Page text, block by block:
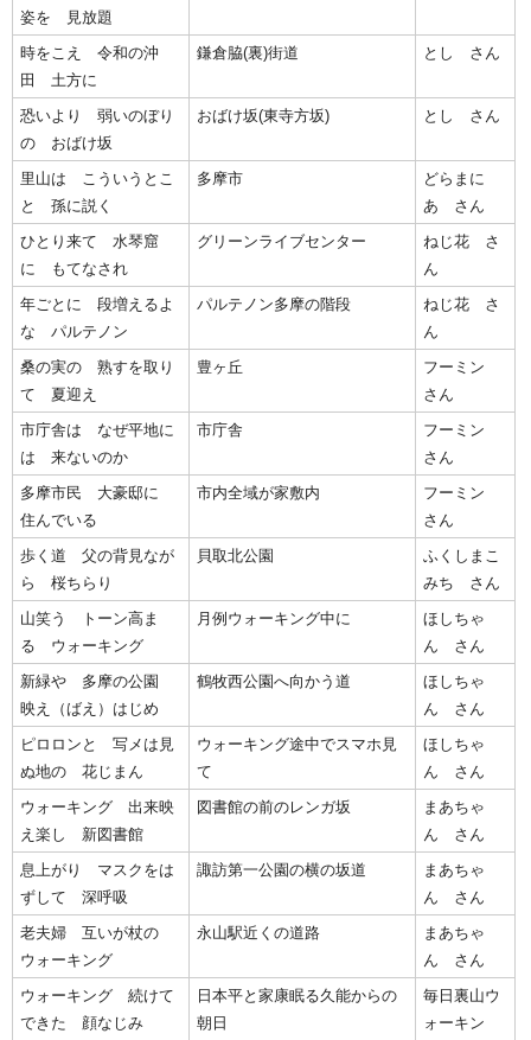
姿を 見放題
時をこえ 令和の沖
田 土方に
鎌倉脇(裏)街道 とし さん
恐いより 弱いのぼり
の おばけ坂
おばけ坂(東寺方坂) とし さん
里山は こういうとこ
と 孫に説く
多摩市
どらまに
あ さん
ひとり来て 水琴窟
に もてなされ
グリーンライブセンター
ねじ花 さ
ん
年ごとに 段増えるよ
な パルテノン
パルテノン多摩の階段
ねじ花 さ
ん
桑の実の 熟すを取り
て 夏迎え
豊ヶ丘
フーミン
さん
市庁舎は なぜ平地に
は 来ないのか
市庁舎
フーミン
さん
多摩市民 大豪邸に
住んでいる
市内全域が家敷内
フーミン
さん
歩く道 父の背見なが
ら 桜ちらり
貝取北公園
ふくしまこ
みち さん
山笑う トーン高ま
る ウォーキング
月例ウォーキング中に
ほしちゃ
ん さん
新緑や 多摩の公園
映え（ばえ）はじめ
鶴牧西公園へ向かう道
ほしちゃ
ん さん
ピロロンと 写メは見
ぬ地の 花じまん
ウォーキング途中でスマホ見
て
ほしちゃ
ん さん
ウォーキング 出来映
え楽し 新図書館
図書館の前のレンガ坂
まあちゃ
ん さん
息上がり マスクをは
ずして 深呼吸
諏訪第一公園の横の坂道
まあちゃ
ん さん
老夫婦 互いが杖の
ウォーキング
永山駅近くの道路
まあちゃ
ん さん
ウォーキング 続けて
できた 顔なじみ
日本平と家康眠る久能からの
朝日
毎日裏山ウ
ォーキン